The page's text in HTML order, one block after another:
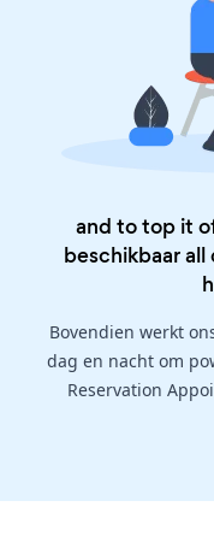
and to top it
beschikbaar all
Bovendien werkt
dag en nacht om
Reservation